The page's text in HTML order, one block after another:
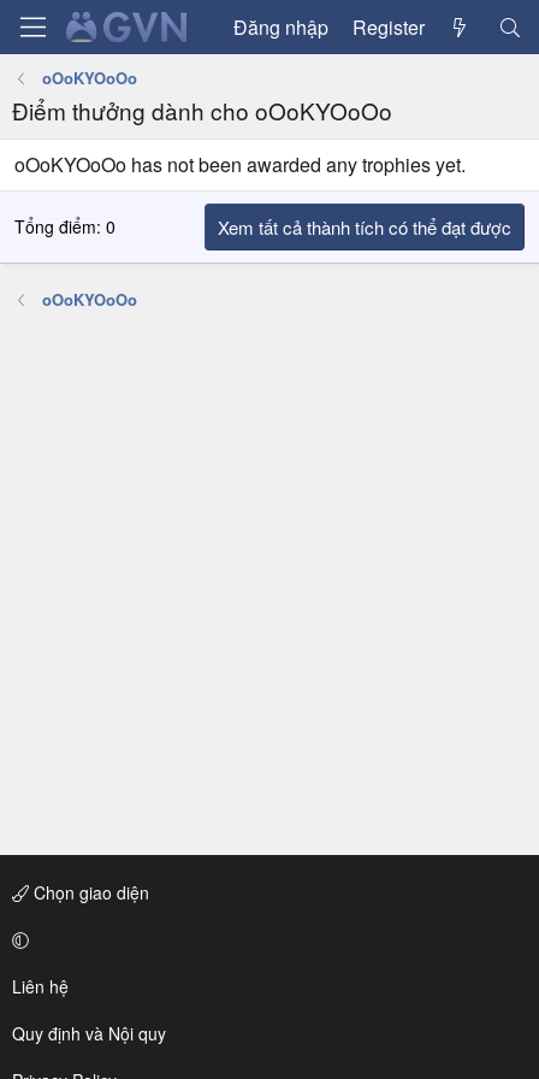
Đăng nhập Register
oOoKYOoOo
Điểm thưởng dành cho oOoKYOoOo
oOoKYOoOo has not been awarded any trophies yet.
Tổng điểm: 0 Xem tất cả thành tích có thể đạt được
oOoKYOoOo
Chọn giao diện
Liên hệ
Quy định và Nội quy